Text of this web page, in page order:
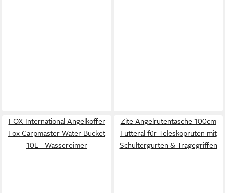
FOX International Angelkoffer
Fox Carpmaster Water Bucket
10L - Wassereimer
Zite Angelrutentasche 100cm
Futteral für Teleskopruten mit
Schultergurten & Tragegriffen